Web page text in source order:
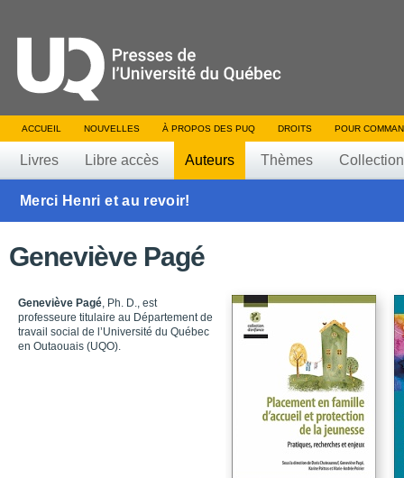
ACCUEIL NOUVELLES À PROPOS DES PUQ DROITS POUR
Livres Libre accès Auteurs Thèmes
Merci Henri et au revoir!
Geneviève Pagé
Geneviève Pagé, Ph. D., est
professeure titulaire au Département de
travail social de l’Université du Québec
en Outaouais (UQO).